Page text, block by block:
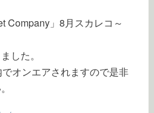
Company」8月スカレコ～
した。
オンエアされますので是非